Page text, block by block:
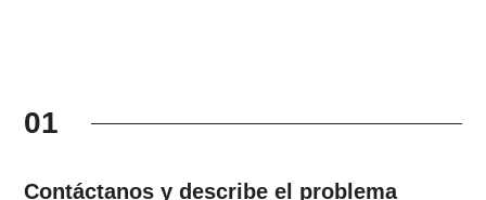
01
Contáctanos y describe el problema